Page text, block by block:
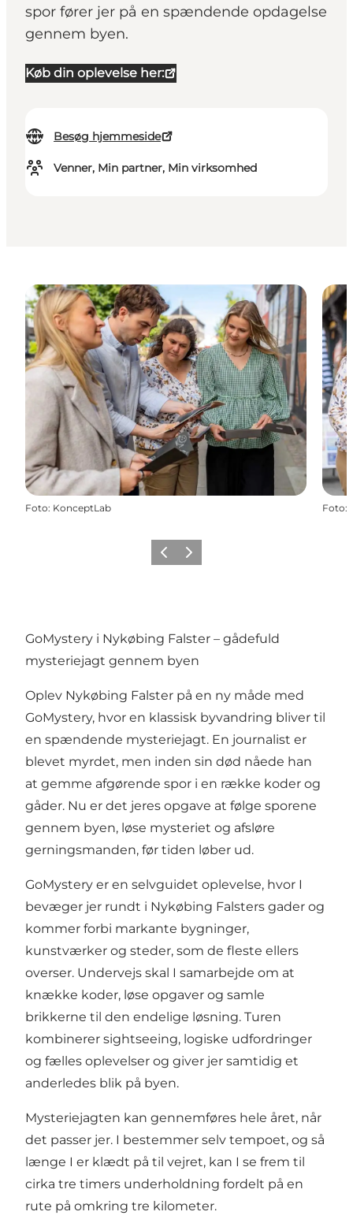
spor fører jer på en spændende opdagelse
gennem byen.
Køb din oplevelse her:
Besøg hjemmeside
Venner, Min partner, Min virksomhed
Foto: KonceptLab Foto:
ForrigeNæste
GoMystery i Nykøbing Falster – gådefuld
mysteriejagt gennem byen
Oplev Nykøbing Falster på en ny måde med
GoMystery, hvor en klassisk byvandring bliver til
en spændende mysteriejagt. En journalist er
blevet myrdet, men inden sin død nåede han
at gemme afgørende spor i en række koder og
gåder. Nu er det jeres opgave at følge sporene
gennem byen, løse mysteriet og afsløre
gerningsmanden, før tiden løber ud.
GoMystery er en selvguidet oplevelse, hvor I
bevæger jer rundt i Nykøbing Falsters gader og
kommer forbi markante bygninger,
kunstværker og steder, som de fleste ellers
overser. Undervejs skal I samarbejde om at
knække koder, løse opgaver og samle
brikkerne til den endelige løsning. Turen
kombinerer sightseeing, logiske udfordringer
og fælles oplevelser og giver jer samtidig et
anderledes blik på byen.
Mysteriejagten kan gennemføres hele året, når
det passer jer. I bestemmer selv tempoet, og så
længe I er klædt på til vejret, kan I se frem til
cirka tre timers underholdning fordelt på en
rute på omkring tre kilometer.